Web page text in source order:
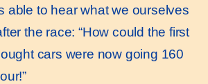
able to hear what we ourselves
the race: “How could the first
cars were now going 160